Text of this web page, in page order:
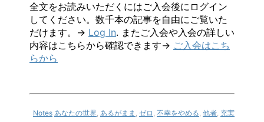
全文をお読みいただくにはご入会後にログイン
してください。数千本の記事を自由にご覧いた
だけます。→ Log In. またご入会や入会の詳しい
内容はこちらから確認できます→ ご入会はこち
らから
Notes あなたの世界, あるがまま , ゼロ , 不幸をやめる, 他者, 充実